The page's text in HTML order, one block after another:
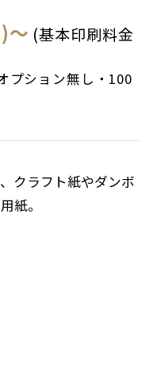
～ (基本印刷料金
プション無し・100
クラフト紙やダンボ
紙。